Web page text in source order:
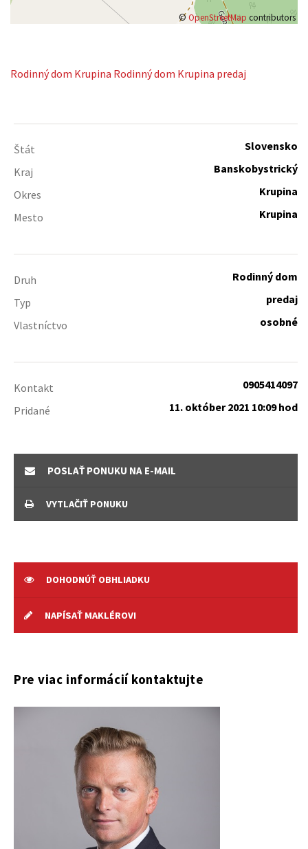
©OpenStreetMap contributors
Rodinný dom Krupina Rodinný dom Krupina predaj
Štát
Slovensko
Kraj
Banskobystrický
Okres
Krupina
Mesto
Krupina
Druh
Rodinný dom
Typ
predaj
Vlastníctvo
osobné
Kontakt
0905414097
Pridané
11. október 2021 10:09 hod
POSLAŤ PONUKU NA E-MAIL
VYTLAČIŤ PONUKU
DOHODNÚŤ OBHLIADKU
NAPÍSAŤ MAKLÉROVI
Pre viac informácií kontaktujte